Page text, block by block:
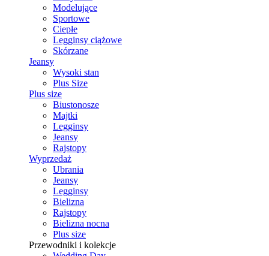
Modelujące
Sportowe
Ciepłe
Legginsy ciążowe
Skórzane
Jeansy
Wysoki stan
Plus Size
Plus size
Biustonosze
Majtki
Legginsy
Jeansy
Rajstopy
Wyprzedaż
Ubrania
Jeansy
Legginsy
Bielizna
Rajstopy
Bielizna nocna
Plus size
Przewodniki i kolekcje